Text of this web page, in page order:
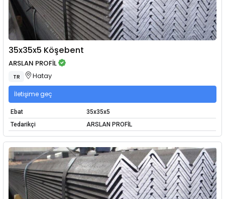
35x35x5 Köşebent
ARSLAN PROFİL
TR Hatay
İletişime geç
Ebat
35x35x5
Tedarikçi
ARSLAN PROFİL